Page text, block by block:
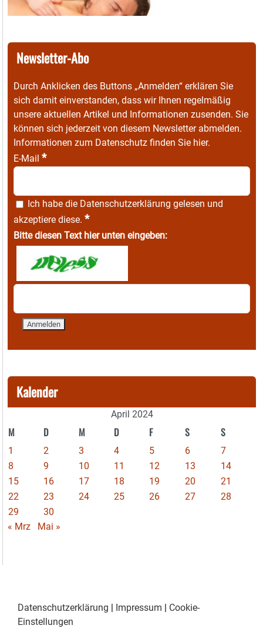
Newsletter-Abo
Durch Anklicken des Buttons „Anmelden“ erklären Sie
sich damit einverstanden, dass wir Ihnen regelmäßig
unsere aktuellen Artikel und Informationen zusenden. Sie
können sich jederzeit von diesem Newsletter abmelden.
Informationen zum Datenschutz finden Sie hier.
E-Mail *
Ich habe die Datenschutzerklärung gelesen und
akzeptiere diese. *
Bitte diesen Text hier unten eingeben:
Kalender
April 2024
M D M D F S S
1 2 3 4 5 6
7
8
9 10 11 12 13
14
15
16 17 18 19 20
21
22
23 24 25 26 27
28
29
30
« Mrz
Mai »
Datenschutzerklärung Impressum
Cookie-
Einstellungen